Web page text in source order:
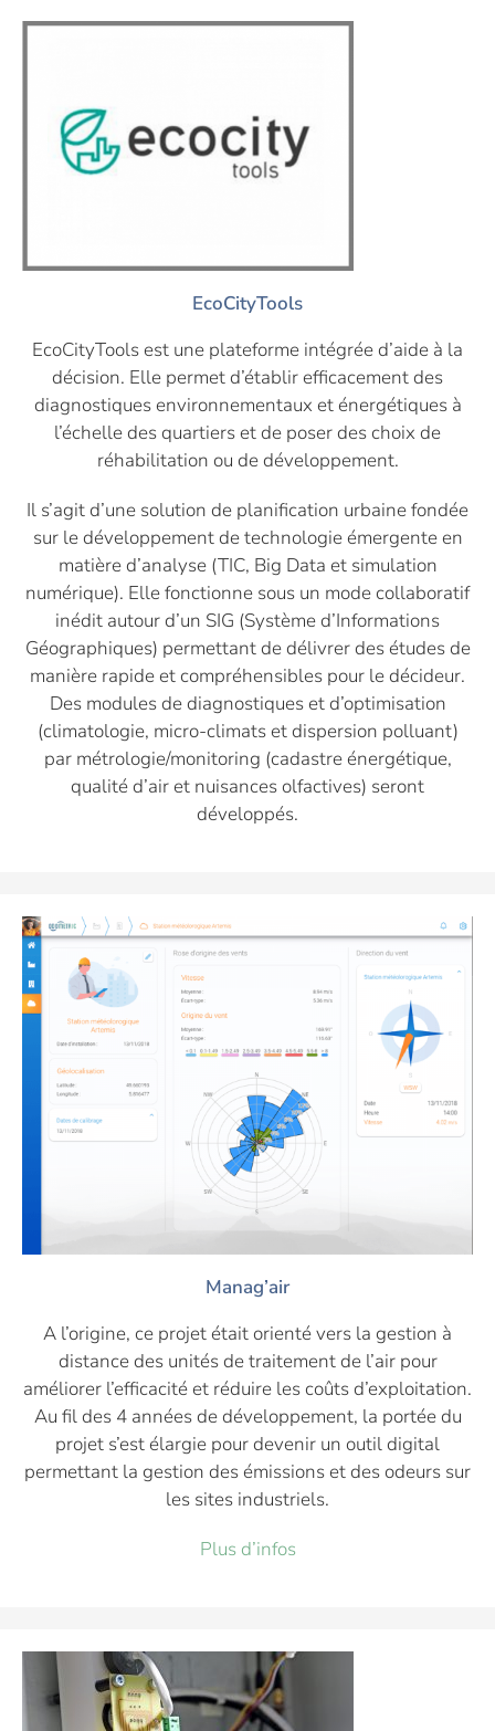
EcoCityTools
EcoCityTools est une plateforme intégrée d’aide à la
décision. Elle permet d’établir efficacement des
diagnostiques environnementaux et énergétiques à
l’échelle des quartiers et de poser des choix de
réhabilitation ou de développement.
Il s’agit d’une solution de planification urbaine fondée
sur le développement de technologie émergente en
matière d’analyse (TIC, Big Data et simulation
numérique). Elle fonctionne sous un mode collaboratif
inédit autour d’un SIG (Système d’Informations
Géographiques) permettant de délivrer des études de
manière rapide et compréhensibles pour le décideur.
Des modules de diagnostiques et d’optimisation
(climatologie, micro-climats et dispersion polluant)
par métrologie/monitoring (cadastre énergétique,
qualité d’air et nuisances olfactives) seront
développés.
Manag’air
A l’origine, ce projet était orienté vers la gestion à
distance des unités de traitement de l’air pour
améliorer l’efficacité et réduire les coûts d’exploitation.
Au fil des 4 années de développement, la portée du
projet s’est élargie pour devenir un outil digital
permettant la gestion des émissions et des odeurs sur
les sites industriels.
Plus d’infos